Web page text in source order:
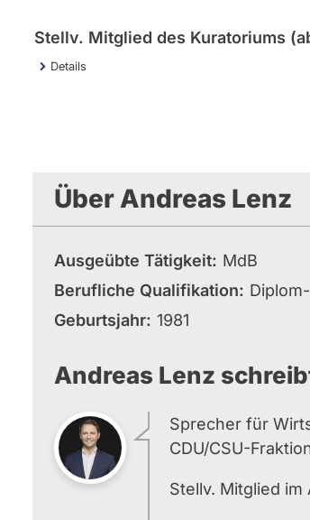
Stellv. Mitglied des Kuratoriums
Details
Über Andreas Lenz
Ausgeübte Tätigkeit
MdB
Berufliche Qualifikation
Geburtsjahr 1981
Andreas Lenz
Sprecher für
CDU/CSU-
Stellv. Mitglied